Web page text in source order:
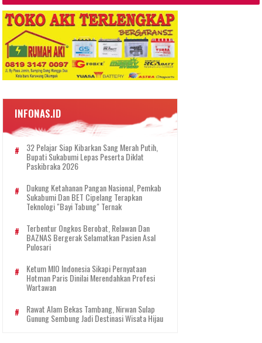
INFONAS.ID
32 Pelajar Siap Kibarkan Sang Merah Putih,
Bupati Sukabumi Lepas Peserta Diklat
Paskibraka 2026
Dukung Ketahanan Pangan Nasional, Pemkab
Sukabumi Dan BET Cipelang Terapkan
Teknologi "Bayi Tabung" Ternak
Terbentur Ongkos Berobat, Relawan Dan
BAZNAS Bergerak Selamatkan Pasien Asal
Pulosari
Ketum MIO Indonesia Sikapi Pernyataan
Hotman Paris Dinilai Merendahkan Profesi
Wartawan
Rawat Alam Bekas Tambang, Nirwan Sulap
Gunung Sembung Jadi Destinasi Wisata Hijau